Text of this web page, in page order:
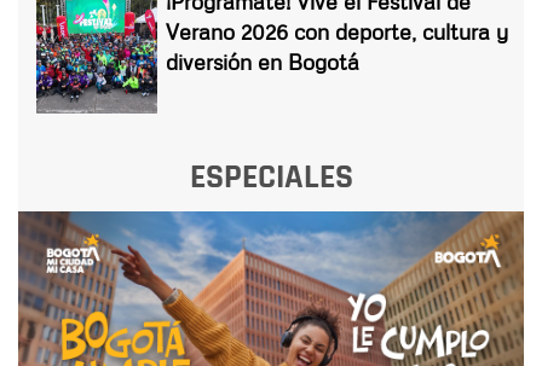
Verano 2026 con deporte, cultura y
diversión en Bogotá
ESPECIALES